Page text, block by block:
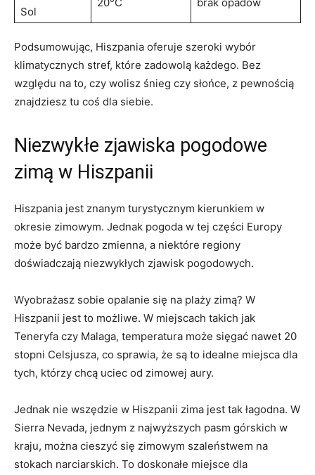
Sol
Podsumowując, Hiszpania oferuje szeroki wybór
klimatycznych stref, które zadowolą⁤ każdego.‌ Bez⁣
względu na to, czy wolisz​ śnieg czy słońce, z pewnością
znajdziesz tu coś dla siebie.
Niezwykłe zjawiska pogodowe
zimą w Hiszpanii
Hiszpania jest⁣ znanym turystycznym kierunkiem w
okresie zimowym. Jednak ‌pogoda w tej części Europy
może być bardzo zmienna, a niektóre regiony
doświadczają niezwykłych zjawisk pogodowych.
Wyobrażasz sobie ​opalanie się na plaży zimą? W
Hiszpanii jest to możliwe. W miejscach ‍takich jak
Teneryfa czy Malaga,⁣ temperatura ​może sięgać ⁤nawet⁢ 20
stopni Celsjusza, co sprawia, że⁢ są to idealne ‍miejsca dla
tych, którzy chcą uciec od zimowej aury.
Jednak nie wszędzie w Hiszpanii zima jest tak łagodna. W
Sierra Nevada, jednym z najwyższych ‍pasm górskich w
kraju, ‌można‍ cieszyć się zimowym szaleństwem na
stokach narciarskich. To doskonałe miejsce dla